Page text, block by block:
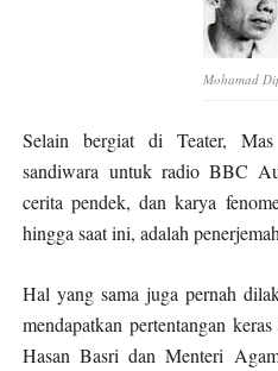
Mohamad
Selain bergiat di Teater,
sandiwara untuk radio BBC
cerita pendek, dan karya
hingga saat ini, adalah
Hal yang sama juga pernah
mendapatkan pertentangan
Hasan Basri dan Menteri